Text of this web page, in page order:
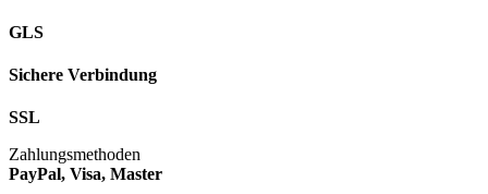
GLS
Sichere Verbindung
SSL
Zahlungsmethoden
PayPal, Visa, Master